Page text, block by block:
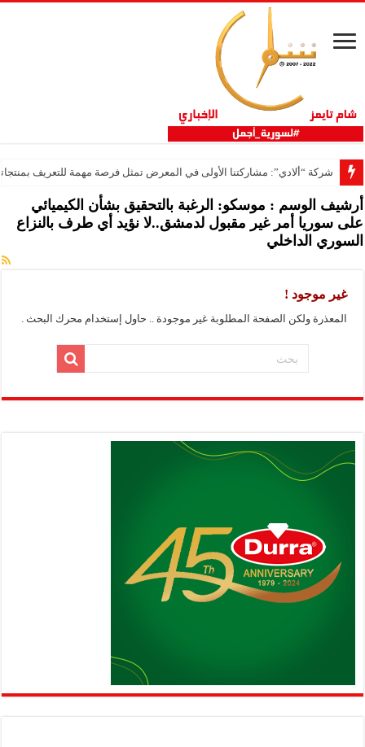
شركة “ألادي”: مشاركتنا الأولى في المعرض تمثل فرصة مهمة للتعريف
أرشيف الوسم : موسكو: الرغبة بالتحقيق بشأن الكيميائي
على سوريا أمر غير مقبول لدمشق..لا نؤيد أي طرف بالنزاع
السوري الداخلي
غير موجود !
المعذرة ولكن الصفحة المطلوبة غير موجودة .. حاول إستخدام محرك البحث .